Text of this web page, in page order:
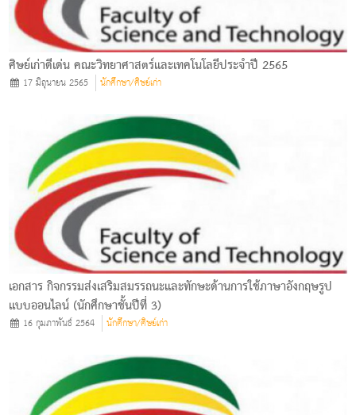
ศิษย์เก่าดีเด่น คณะวิทยาศาสตร์และเทคโนโลยีประจำปี 2565
17 มิถุนายน 2565 นักศึกษา/ศิษย์เก่า
เอกสาร กิจกรรมส่งเสริมสมรรถนะและทักษะด้านการใช้ภาษาอังกฤษรูป
แบบออนไลน์ (นักศึกษาชั้นปีที่ 3)
16 กุมภาพันธ์ 2564 นักศึกษา/ศิษย์เก่า